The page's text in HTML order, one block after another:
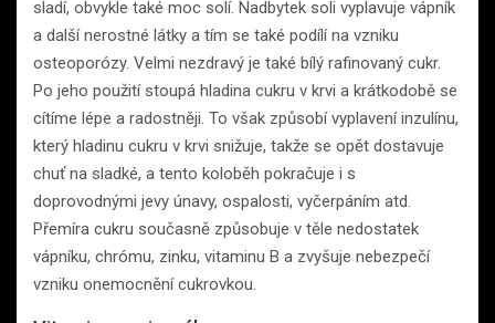
sladí, obvykle také moc solí. Nadbytek soli vyplavuje vápník
a další nerostné látky a tím se také podílí na vzniku
osteoporózy. Velmi nezdravý je také bílý rafinovaný cukr.
Po jeho použití stoupá hladina cukru v krvi a krátkodobě se
cítíme lépe a radostněji. To však způsobí vyplavení inzulínu,
který hladinu cukru v krvi snižuje, takže se opět dostavuje
chuť na sladké, a tento koloběh pokračuje i s
doprovodnými jevy únavy, ospalosti, vyčerpáním atd.
Přemíra cukru současně způsobuje v těle nedostatek
vápníku, chrómu, zinku, vitaminu B a zvyšuje nebezpečí
vzniku onemocnění cukrovkou.